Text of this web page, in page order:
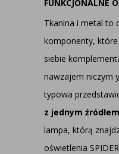
FUNKCJONALNE
Tkanina i metal to
komponenty,
siebie
nawzajem niczym
typowa
z jednym
lampa, którą
oświetlenia